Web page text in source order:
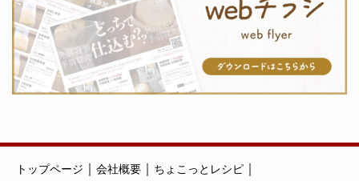
トップページ ｜ 会社概要 ｜ ちょこっとレシピ ｜